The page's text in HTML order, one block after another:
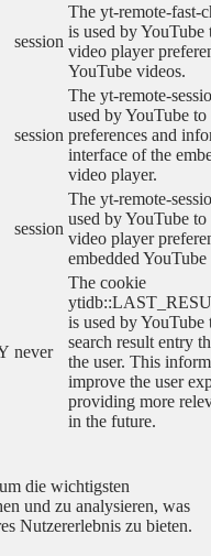
session
The yt-remote-fast-
is used by YouTube
video player
YouTube videos.
session
The yt-remote-
used by YouTube to
preferences and
interface of the
video player.
session
The yt-remote-
used by YouTube to
video player
embedded
never
The cookie
is used by YouTube
search result entry
the user. This
improve the user
providing more
in the future.
die wichtigsten
und zu analysieren, was
Nutzererlebnis zu bieten.